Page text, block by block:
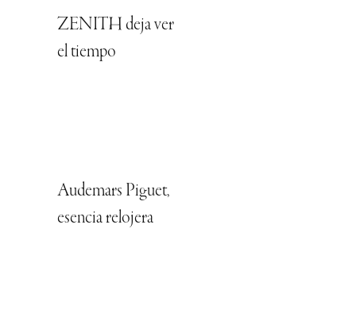
ZENITH deja ver
el tiempo
Audemars Piguet,
esencia relojera